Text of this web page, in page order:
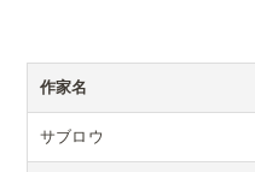
作家名
サブロウ